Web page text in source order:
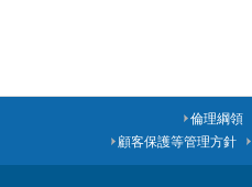
倫理綱領
顧客保護等管理方針